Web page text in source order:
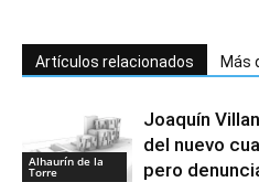
Artículos relacionados Más
Alhaurín de la
Torre
Joaquín
del nuevo
pero